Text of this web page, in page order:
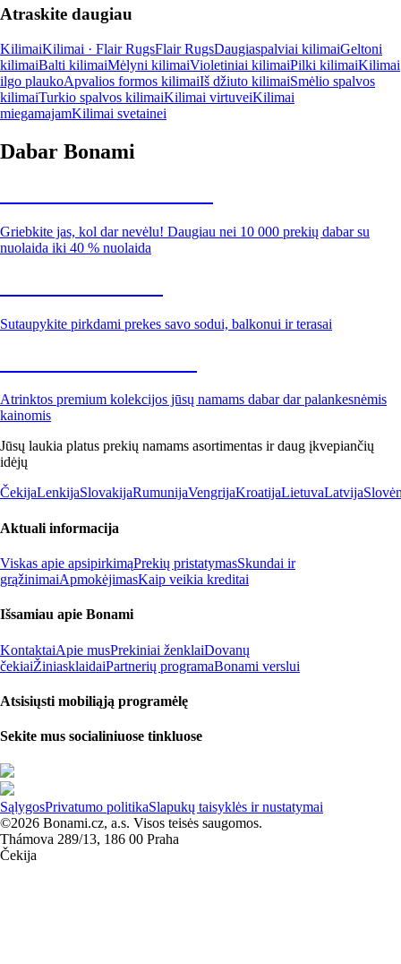
Atraskite daugiau
KilimaiKilimai · Flair RugsFlair RugsDaugiaspalviai kilimaiGeltoni
kilimaiBalti kilimaiMėlyni kilimaiVioletiniai kilimaiPilki kilimaiKilimai
ilgo plaukoApvalios formos kilimaiIš džiuto kilimaiSmėlio spalvos
kilimaiTurkio spalvos kilimaiKilimai virtuveiKilimai
miegamajamKilimai svetainei
Dabar Bonami
Griebkite jas, kol dar nevėlu! Daugiau nei 10 000 prekių dabar su
nuolaida iki 40 % nuolaida
Sutaupykite pirkdami prekes savo sodui, balkonui ir terasai
Atrinktos premium kolekcijos jūsų namams dabar dar palankesnėmis
kainomis
Jūsų laukia platus prekių namams asortimentas ir daug įkvepiančių
idėjų
ČekijaLenkijaSlovakijaRumunijaVengrijaKroatijaLietuvaLatvija
Aktuali informacija
Viskas apie apsipirkimąPrekių pristatymasSkundai ir
grąžinimaiApmokėjimasKaip veikia kreditai
Išsamiau apie Bonami
KontaktaiApie musPrekiniai ženklaiDovanų
čekiaiŽiniasklaidaiPartnerių programaBonami verslui
Atsisiųsti mobiliąją programėlę
Sekite mus socialiniuose tinkluose
SąlygosPrivatumo politikaSlapukų taisyklės ir nustatymai
©2026 Bonami.cz, a.s. Visos teisės saugomos.
Thámova 289/13, 186 00 Praha
Čekija